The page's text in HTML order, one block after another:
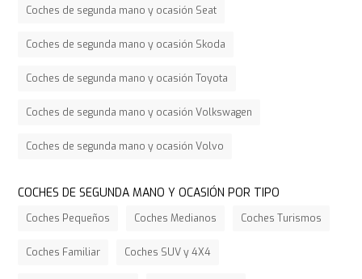
Coches de segunda mano y ocasión Seat
Coches de segunda mano y ocasión Skoda
Coches de segunda mano y ocasión Toyota
Coches de segunda mano y ocasión Volkswagen
Coches de segunda mano y ocasión Volvo
COCHES DE SEGUNDA MANO Y OCASIÓN POR TIPO
Coches Pequeños Coches Medianos Coches Turismos
Coches Familiar Coches SUV y 4X4